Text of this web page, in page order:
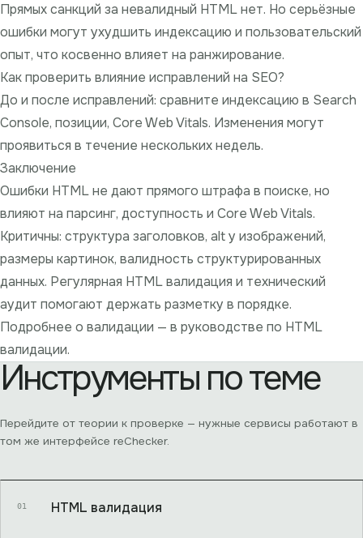
Прямых санкций за невалидный HTML нет. Но серьёзные
ошибки могут ухудшить индексацию и пользовательский
опыт, что косвенно влияет на ранжирование.
Как проверить влияние исправлений на SEO?
До и после исправлений: сравните индексацию в Search
Console, позиции, Core Web Vitals. Изменения могут
проявиться в течение нескольких недель.
Заключение
Ошибки HTML не дают прямого штрафа в поиске, но
влияют на парсинг, доступность и Core Web Vitals.
Критичны: структура заголовков, alt у изображений,
размеры картинок, валидность структурированных
данных. Регулярная HTML валидация и технический
аудит помогают держать разметку в порядке.
Подробнее о валидации — в руководстве по HTML
валидации.
Инструменты по теме
Перейдите от теории к проверке — нужные сервисы работают в
том же интерфейсе reChecker.
01 HTML валидация